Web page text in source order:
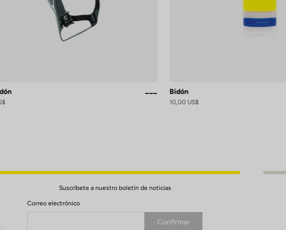
Black / White Glossy
Black Silver Mat
White Glossy
Bidón
10,00 US$
Suscríbete a nuestro boletín de noticias
Correo electrónico
Confirmar